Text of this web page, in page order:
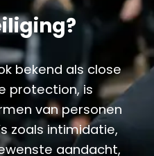
bekend als close
protection, is
van personen
zoals intimidatie,
aandacht,